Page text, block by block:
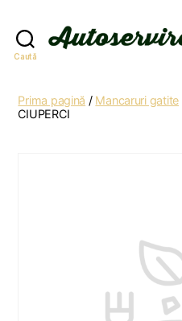
Caută
Prima pagină / Mancaruri gatite
CIUPERCI